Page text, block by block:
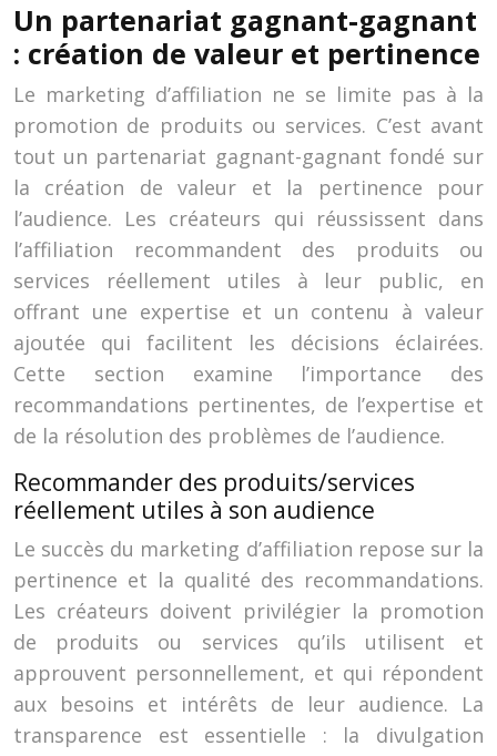
Un partenariat gagnant-gagnant
: création de valeur et pertinence
Le marketing d’affiliation ne se limite pas à la
promotion de produits ou services. C’est avant
tout un partenariat gagnant-gagnant fondé sur
la création de valeur et la pertinence pour
l’audience. Les créateurs qui réussissent dans
l’affiliation recommandent des produits ou
services réellement utiles à leur public, en
offrant une expertise et un contenu à valeur
ajoutée qui facilitent les décisions éclairées.
Cette section examine l’importance des
recommandations pertinentes, de l’expertise et
de la résolution des problèmes de l’audience.
Recommander des produits/services
réellement utiles à son audience
Le succès du marketing d’affiliation repose sur la
pertinence et la qualité des recommandations.
Les créateurs doivent privilégier la promotion
de produits ou services qu’ils utilisent et
approuvent personnellement, et qui répondent
aux besoins et intérêts de leur audience. La
transparence est essentielle : la divulgation